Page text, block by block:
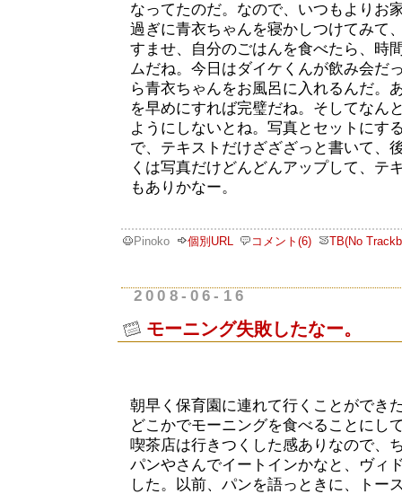
なってたのだ。なので、いつもよりお
過ぎに青衣ちゃんを寝かしつけてみて
すませ、自分のごはんを食べたら、時
ムだね。今日はダイケくんが飲み会だ
ら青衣ちゃんをお風呂に入れるんだ。
を早めにすれば完璧だね。そしてなん
ようにしないとね。写真とセットにす
で、テキストだけざざざっと書いて、
くは写真だけどんどんアップして、テ
もありかなー。
Pinoko 個別URL コメント(6) TB(No
2008-06-16
モーニング失敗したなー。
朝早く保育園に連れて行くことができ
どこかでモーニングを食べることにし
喫茶店は行きつくした感ありなので、
パンやさんでイートインかなと、ヴィ
した。以前、パンを語っときに、トー